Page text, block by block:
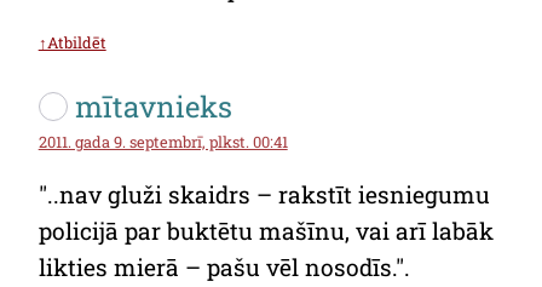
↑Atbildēt
mītavnieks
2011. gada 9. septembrī, plkst. 00:41
"..nav gluži skaidrs – rakstīt iesniegumu
policijā par buktētu mašīnu, vai arī labāk
likties mierā – pašu vēl nosodīs.".